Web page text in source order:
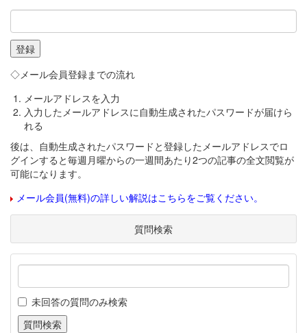
◇メール会員登録までの流れ
メールアドレスを入力
入力したメールアドレスに自動生成されたパスワードが届けら
れる
後は、自動生成されたパスワードと登録したメールアドレスでロ
グインすると毎週月曜からの一週間あたり2つの記事の全文閲覧が
可能になります。
メール会員(無料)の詳しい解説はこちらをご覧ください。
質問検索
未回答の質問のみ検索